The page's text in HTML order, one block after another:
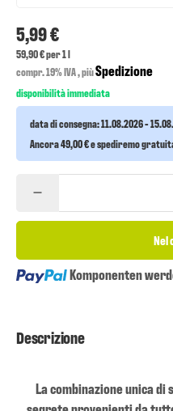
5,99 €
59,90 € per 1 l
compr. 19% IVA , piùSpedizione
disponibilità immediata
data di consegna:11.08.2026 -
Ancora 49,00 € e spediremo
Nel
Loading...Komponenten
Descrizione
La combinazione unica